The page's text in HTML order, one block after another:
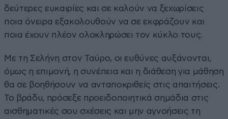
δεύτερες ευκαιρίες και σε καλούν να ξεχωρίσεις
ποια όνειρα εξακολουθούν να σε εκφράζουν και
ποια έχουν πλέον ολοκληρώσει τον κύκλο τους.
Με τη Σελήνη στον Ταύρο, οι ευθύνες αυξάνονται,
όμως η επιμονή, η συνέπεια και η διάθεση για μάθηση
θα σε βοηθήσουν να ανταποκριθείς στις απαιτήσεις.
Το βράδυ, πρόσεξε προειδοποιητικά σημάδια στις
αισθηματικές σου σχέσεις και μην αγνοήσεις τη